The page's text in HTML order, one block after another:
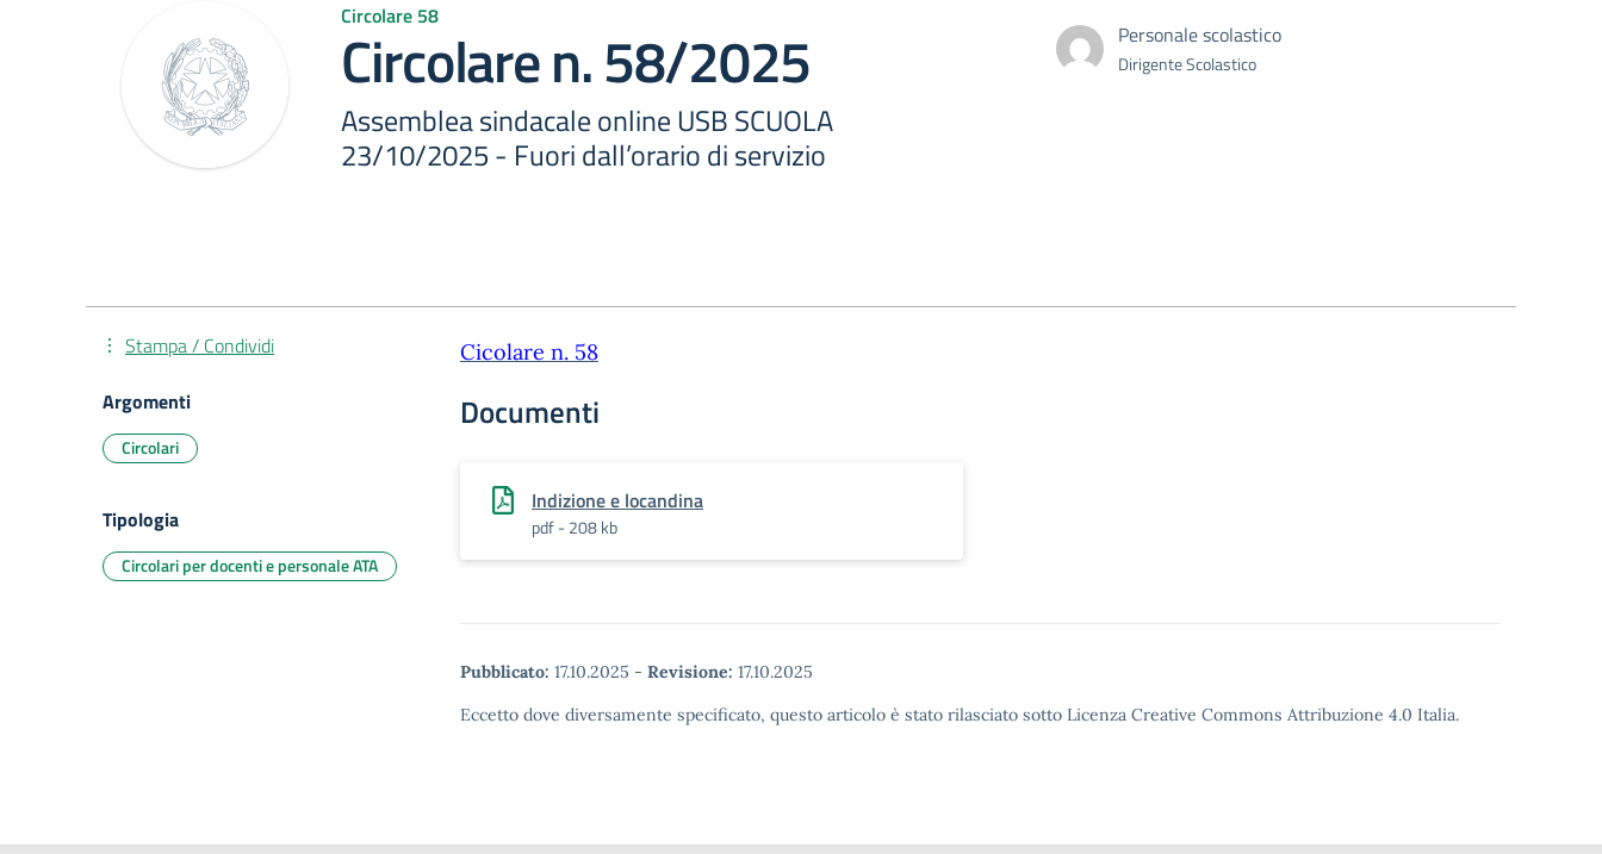
Circolare 58
Circolare n. 58/2025
Assemblea sindacale online USB SCUOLA
23/10/2025 - Fuori dall’orario di servizio
Personale scolastico
Dirigente Scolastico
Cicolare n. 58
Documenti
Indizione e locandina
pdf - 208 kb
Pubblicato: 17.10.2025 - Revisione: 17.10.2025
Eccetto dove diversamente specificato, questo articolo è stato rilasciato sotto Licenza Creative Commons Attribuzione 4.0 Italia.
Stampa / Condividi
Argomenti
Circolari
Tipologia
Circolari per docenti e personale ATA